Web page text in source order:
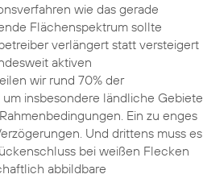
wie das gerade
Flächenspektrum sollte
verlängert statt versteigert
aktiven
wir rund 70% der
insbesondere ländliche Gebiete
Ein zu enges
Und drittens muss es
bei weißen Flecken
abbildbare